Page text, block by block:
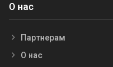
О нас
Партнерам
О нас